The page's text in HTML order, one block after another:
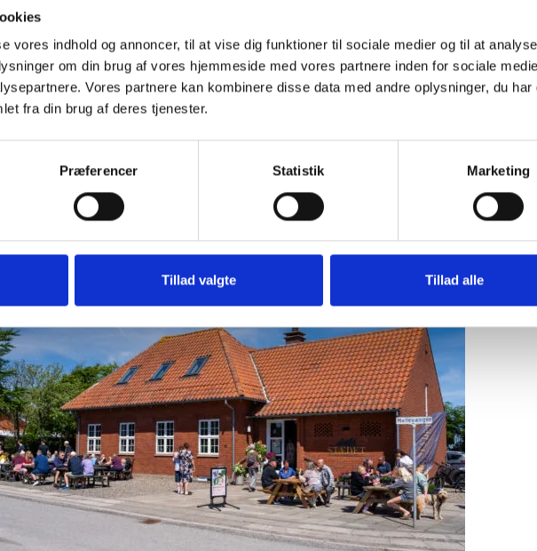
vores indhold og annoncer, til at vise dig funktioner til sociale medier og til at
om din brug af vores hjemmeside med vores partnere inden for sociale
Vores partnere kan kombinere disse data med andre oplysninger, du har
fra din brug af deres tjenester.
Præferencer Statistik Marketing
Tillad valgte Tillad alle
Energi kom, blev den modtaget med stor glæde.
Støtten er en vigtig anerkendelse af det arbejde, vi lægger i at skabe liv i
at investere i synlighed omkring festivalen og giver os mod på at udvikle
for frivillige. Vi lægger vores tid og engagement i projekterne, men ofte mangler der
ud i livet. Derfor gør støtten fra Jysk Energi en reel forskel.”